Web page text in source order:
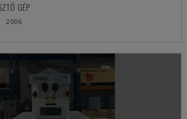
GÉP
2006